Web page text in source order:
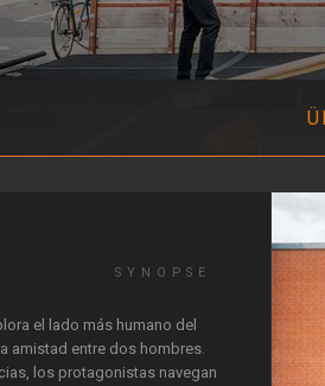
SYNOPSE
el lado más humano del
amistad entre dos hombres.
los protagonistas navegan